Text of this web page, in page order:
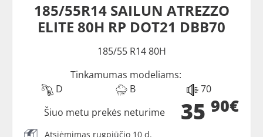
185/55R14 SAILUN ATREZZO
ELITE 80H RP DOT21 DBB70
185/55 R14 80H
Tinkamumas modeliams:
D
B 70
35 90€
Šiuo metu prekės neturime
Atsiėmimas rugpjūčio 10 d.